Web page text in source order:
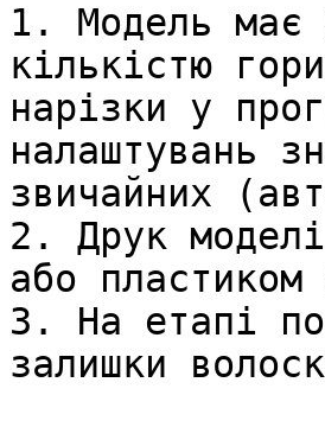
1. Модель має
кількістю
нарізки у
налаштувань
звичайних
2. Друк
або
3. На етапі
залишки